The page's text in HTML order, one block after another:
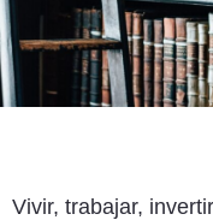
Vivir, trabajar,